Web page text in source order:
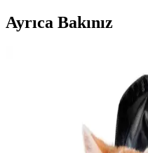
Ayrıca Bakınız
Kediler için şehir yaşamında
özellikle kedi evleri ve
mutlu kalmasını sağlar.